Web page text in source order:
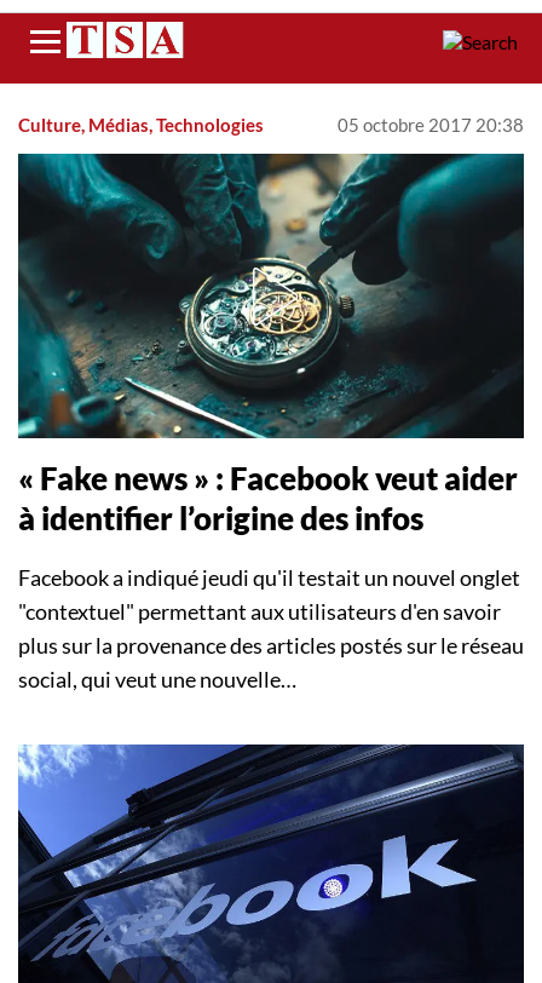
Menu
Culture, Médias, Technologies 05 octobre 2017 20:38
« Fake news » : Facebook veut aider
à identifier l’origine des infos
Facebook a indiqué jeudi qu'il testait un nouvel onglet
"contextuel" permettant aux utilisateurs d'en savoir
plus sur la provenance des articles postés sur le réseau
social, qui veut une nouvelle…